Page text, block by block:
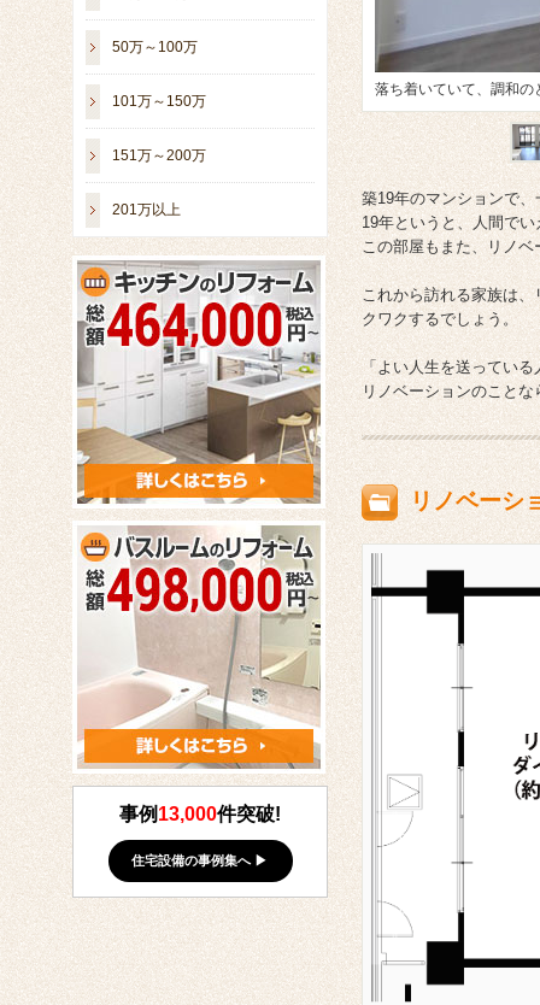
陽射しが入りやすい明る
築19年のマンションで
19年というと、人間で
この部屋もまた、リノ
これから訪れる家族は
クワクするでしょう。
「よい人生を送ってい
リノベーションのこと
リノベーシ
50万～100万
101万～150万
151万～200万
201万以上
事例 13,000件突破!
住宅設備の事例集へ ▶